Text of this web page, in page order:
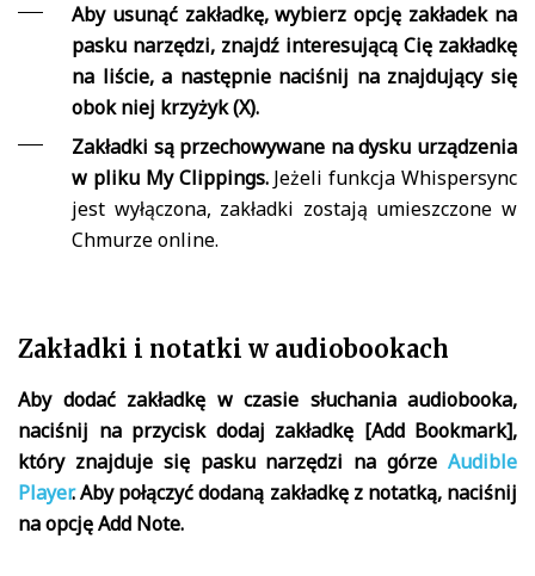
Aby usunąć zakładkę, wybierz opcję zakładek na
pasku narzędzi, znajdź interesującą Cię zakładkę
na liście, a następnie naciśnij na znajdujący się
obok niej krzyżyk (X).
Zakładki są przechowywane na dysku urządzenia
w pliku My Clippings.Jeżeli funkcja Whispersync
jest wyłączona, zakładki zostają umieszczone w
Chmurze online.
Zakładki i notatki w audiobookach
Aby dodać zakładkę w czasie słuchania audiobooka,
naciśnij na przycisk dodaj zakładkę [Add Bookmark],
który znajduje się pasku narzędzi na górze Audible
Player. Aby połączyć dodaną zakładkę z notatką, naciśnij
na opcję Add Note.